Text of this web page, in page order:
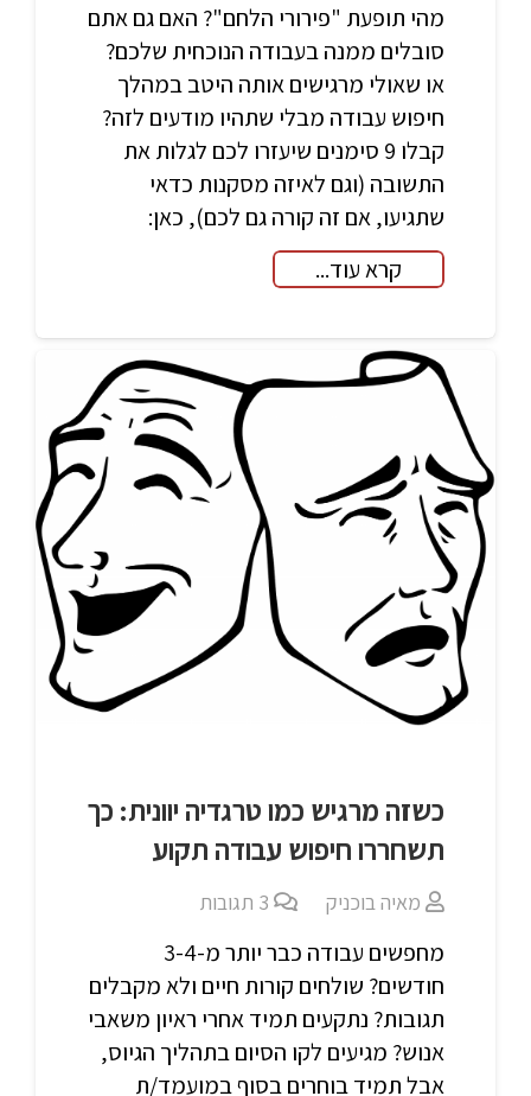
מהי תופעת "פירורי הלחם"? האם גם אתם
סובלים ממנה בעבודה הנוכחית שלכם?
או שאולי מרגישים אותה היטב במהלך
חיפוש עבודה מבלי שתהיו מודעים לזה?
קבלו 9 סימנים שיעזרו לכם לגלות את
התשובה (וגם לאיזה מסקנות כדאי
שתגיעו, אם זה קורה גם לכם), כאן:
קרא עוד...
כשזה מרגיש כמו טרגדיה יוונית: כך
תשחררו חיפוש עבודה תקוע
מאיה בוכניק 3 תגובות
מחפשים עבודה כבר יותר מ-3-4
חודשים? שולחים קורות חיים ולא מקבלים
תגובות? נתקעים תמיד אחרי ראיון משאבי
אנוש? מגיעים לקו הסיום בתהליך הגיוס,
אבל תמיד בוחרים בסוף במועמד/ת